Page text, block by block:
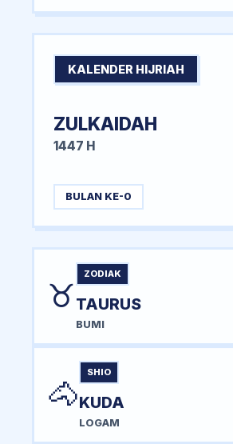
KALENDER HIJRIAH
ZULKAIDAH
1447 H
BULAN KE-0
♉
ZODIAK
TAURUS
BUMI
🐴
SHIO
KUDA
LOGAM